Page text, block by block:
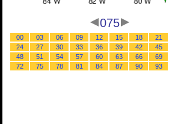
075
00 03 06 09 12 15 18
21
24
27 30 33 36 39 42
45
48
51 54 57 60 63 66
69
72
75 78 81 84 87 90 93